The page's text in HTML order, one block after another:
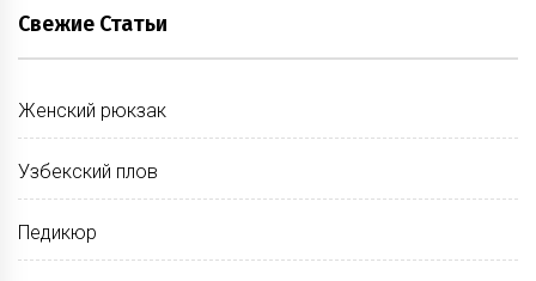
Свежие Статьи
Женский рюкзак
Узбекский плов
Педикюр